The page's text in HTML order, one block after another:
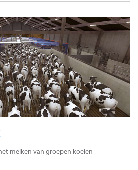
melken van groepen koeien